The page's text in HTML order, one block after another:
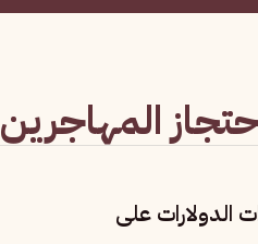
المهاجرين
الدولارات على